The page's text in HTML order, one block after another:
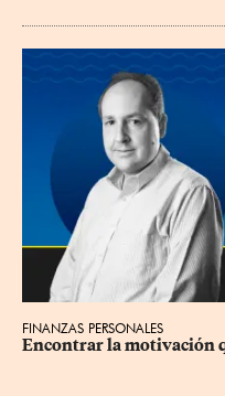
FINANZAS PERSONALES
Encontrar la motivación